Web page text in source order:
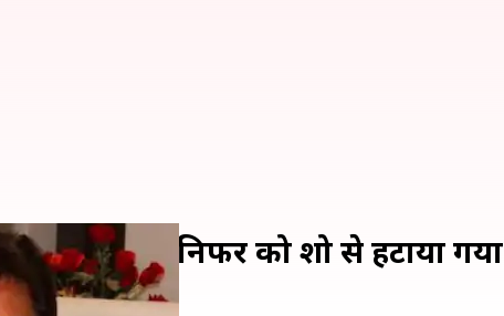
बोले- जेनिफर को शो से हटाया गया